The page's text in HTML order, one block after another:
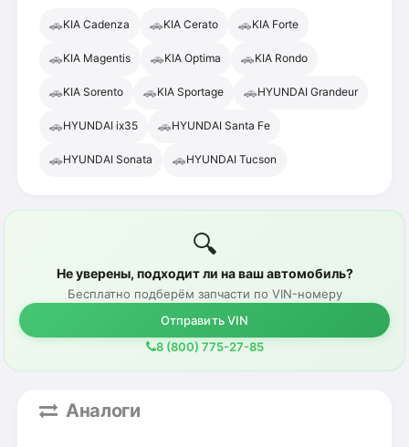
🚗KIA Cadenza 🚗KIA Cerato 🚗KIA Forte
🚗KIA Magentis 🚗KIA Optima 🚗KIA Rondo
🚗KIA Sorento 🚗KIA Sportage 🚗HYUNDAI Grandeur
🚗HYUNDAI ix35 🚗HYUNDAI Santa Fe
🚗HYUNDAI Sonata 🚗HYUNDAI Tucson
🔍
Не уверены, подходит ли на ваш автомобиль?
Бесплатно подберём запчасти по VIN-номеру
Отправить VIN
8 (800) 775-27-85
Аналоги